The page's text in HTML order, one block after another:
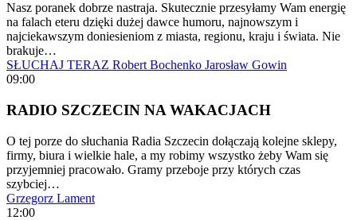
Nasz poranek dobrze nastraja. Skutecznie przesyłamy Wam energię
na falach eteru dzięki dużej dawce humoru, najnowszym i
najciekawszym doniesieniom z miasta, regionu, kraju i świata. Nie
brakuje…
SŁUCHAJ TERAZ Robert Bochenko Jarosław Gowin
09:00
RADIO SZCZECIN NA WAKACJACH
O tej porze do słuchania Radia Szczecin dołączają kolejne sklepy,
firmy, biura i wielkie hale, a my robimy wszystko żeby Wam się
przyjemniej pracowało. Gramy przeboje przy których czas
szybciej…
Grzegorz Lament
12:00